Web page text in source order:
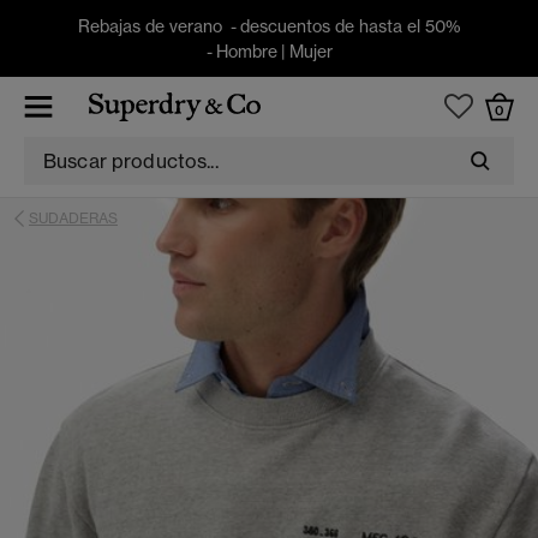
Rebajas de verano - descuentos de hasta el 50%
- Hombre| Mujer
0
SUDADERAS